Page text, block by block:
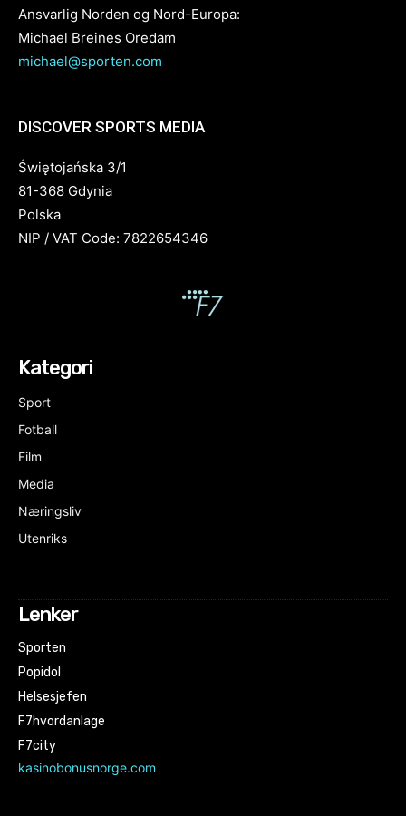
Ansvarlig Norden og Nord-Europa:
Michael Breines Oredam
michael@sporten.com
DISCOVER SPORTS MEDIA
Świętojańska 3/1
81-368 Gdynia
Polska
NIP / VAT Code: 7822654346
Kategori
Sport
Fotball
Film
Media
Næringsliv
Utenriks
Lenker
Sporten
Popidol
Helsesjefen
F7hvordanlage
F7city
kasinobonusnorge.com